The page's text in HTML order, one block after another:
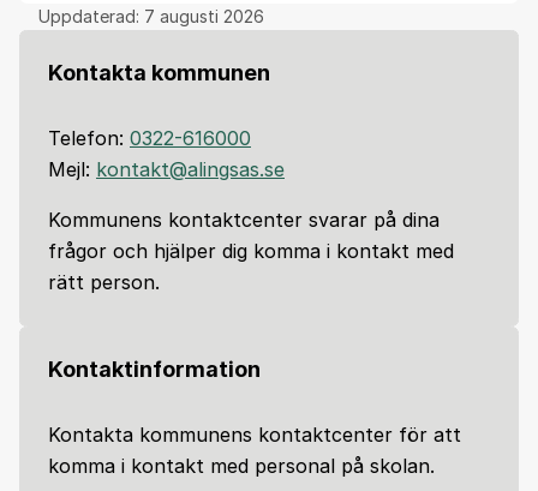
Uppdaterad: 7 augusti 2026
Kontakta kommunen
Telefon: 0322-616000
Mejl: kontakt@alingsas.se
Kommunens kontaktcenter svarar på dina
frågor och hjälper dig komma i kontakt med
rätt person.
Kontaktinformation
Kontakta kommunens kontaktcenter för att
komma i kontakt med personal på skolan.